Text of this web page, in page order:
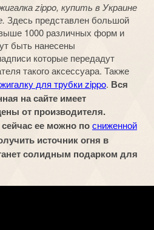
zippo, купить в Украине
Здесь представлен большой
1000 различных форм и
быть нанесены
которые передадут
такого аксессуара. Также
для трубки zippo. Вся
на сайте имеет
от производителя.
ее можно посниженной
источник огня в
солидным подарком для